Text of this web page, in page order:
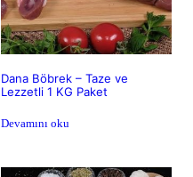
Dana Böbrek – Taze ve
Lezzetli 1 KG Paket
Devamını oku